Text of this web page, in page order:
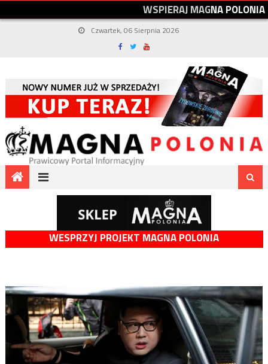
WSPIERAJMAGNAPOLONIA
Czwartek, 06 Sierpnia 2026
WESPRZYJ PROJEKT MAGNA POLONIA